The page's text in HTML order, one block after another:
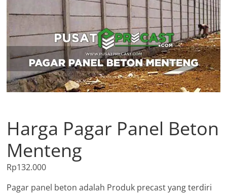
Harga Pagar Panel Beton
Menteng
Rp132.000
Pagar panel beton adalah Produk precast yang terdiri